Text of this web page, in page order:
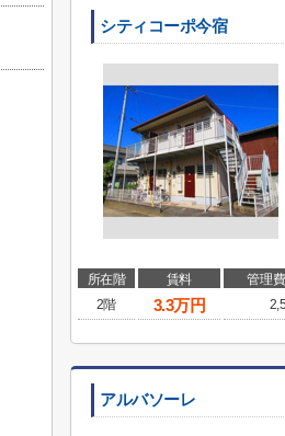
シティコーポ今宿
所在階 賃料 管理
2階
3.3万円
アルバソーレ